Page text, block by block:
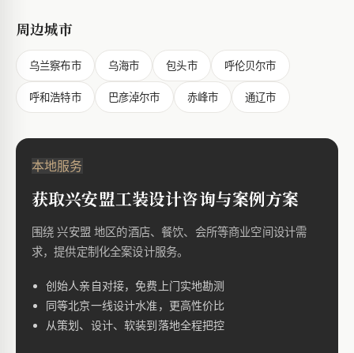
周边城市
乌兰察布市 乌海市 包头市 呼伦贝尔市
呼和浩特市 巴彦淖尔市 赤峰市 通辽市
本地服务
获取兴安盟工装设计咨询与案例方案
围绕 兴安盟 地区的酒店、餐饮、会所等商业空间设计需
求，提供定制化全案设计服务。
创始人亲自对接，免费上门实地勘测
同等北京一线设计水准，更高性价比
从策划、设计、软装到落地全程把控